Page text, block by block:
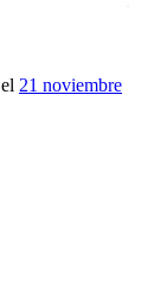
el 21 noviembre